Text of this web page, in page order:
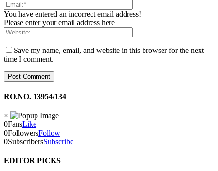
You have entered an incorrect email address!
Please enter your email address here
Save my name, email, and website in this browser for the next
time I comment.
RO.NO. 13954/134
×
0FansLike
0FollowersFollow
0SubscribersSubscribe
EDITOR PICKS